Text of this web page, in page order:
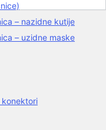
– nazidne kutije
– uzidne maske
konektori